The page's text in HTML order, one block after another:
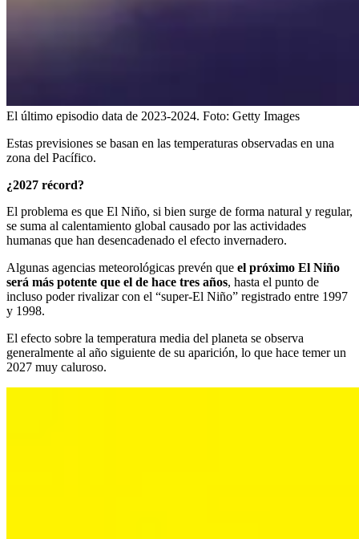
El último episodio data de 2023-2024. Foto: Getty Images
Estas previsiones se basan en las temperaturas observadas en una
zona del Pacífico.
¿2027 récord?
El problema es que El Niño, si bien surge de forma natural y regular,
se suma al calentamiento global causado por las actividades
humanas que han desencadenado el efecto invernadero.
Algunas agencias meteorológicas prevén que el próximo El Niño
será más potente que el de hace tres años, hasta el punto de
incluso poder rivalizar con el “super-El Niño” registrado entre 1997
y 1998.
El efecto sobre la temperatura media del planeta se observa
generalmente al año siguiente de su aparición, lo que hace temer un
2027 muy caluroso.